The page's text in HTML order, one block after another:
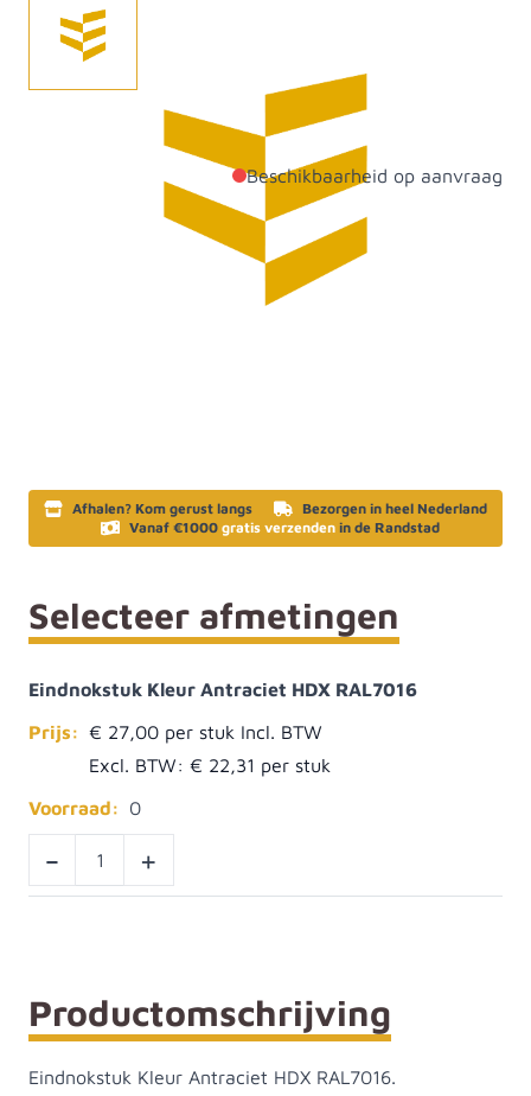
Eindnokstuk Kleur Antraciet HDX RAL7016.
Beschikbaarheid op aanvraag
Productdetails
Staal
Afhalen? Kom gerust langs
Bezorgen in heel Nederland
Vanaf €1000 gratis verzenden in de Randstad
Selecteer afmetingen
Eindnokstuk Kleur Antraciet HDX RAL7016
Prijs: € 27,00
Excl. BTW: € 22,31
Voorraad:
0
- +
Productomschrijving
Eindnokstuk Kleur Antraciet HDX RAL7016.